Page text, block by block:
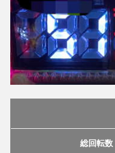
総回転数